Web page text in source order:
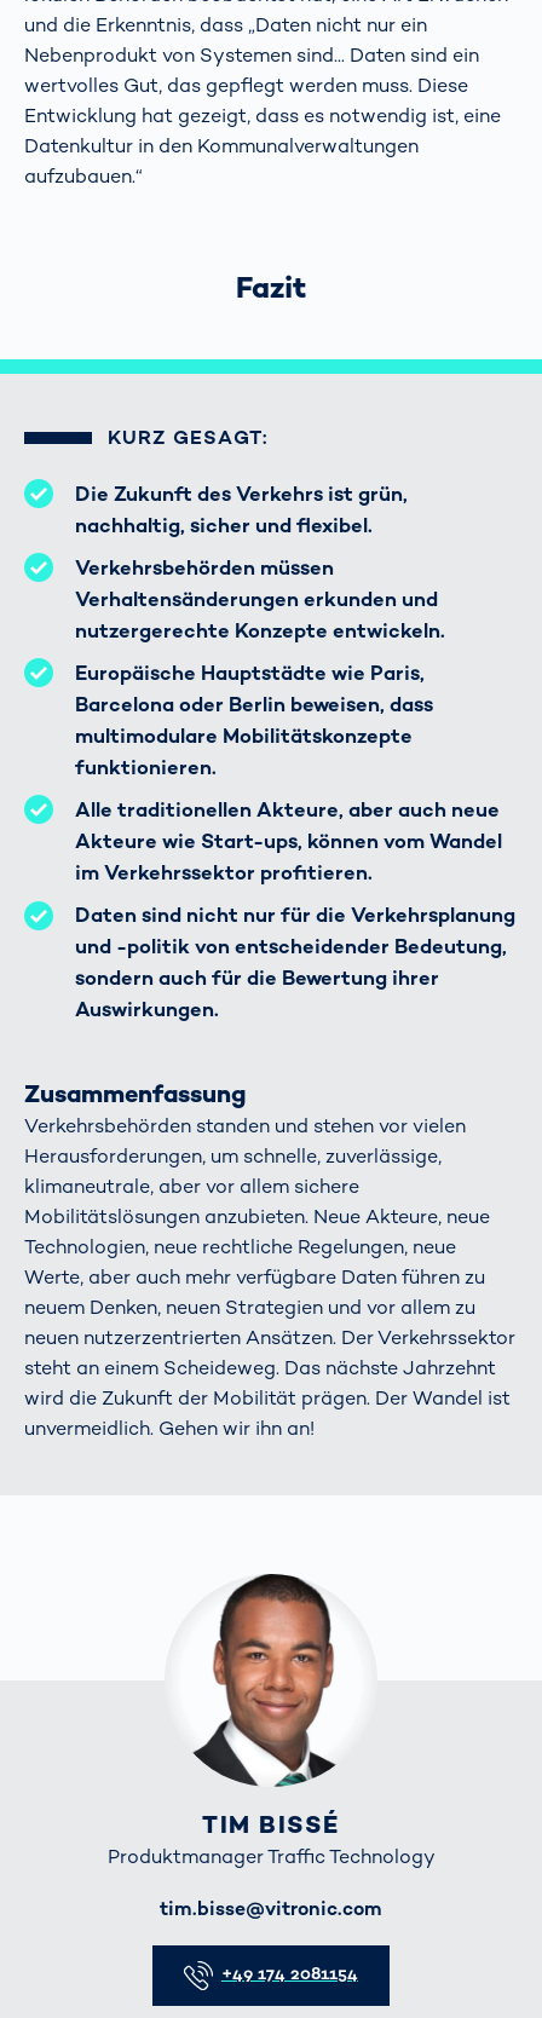
und die Erkenntnis, dass „Daten nicht nur ein
Nebenprodukt von Systemen sind... Daten sind ein
wertvolles Gut, das gepflegt werden muss. Diese
Entwicklung hat gezeigt, dass es notwendig ist, eine
Datenkultur in den Kommunalverwaltungen
aufzubauen.“
Fazit
KURZ GESAGT:
Die Zukunft des Verkehrs ist grün,
nachhaltig, sicher und flexibel.
Verkehrsbehörden müssen
Verhaltensänderungen erkunden und
nutzergerechte Konzepte entwickeln.
Europäische Hauptstädte wie Paris,
Barcelona oder Berlin beweisen, dass
multimodulare Mobilitätskonzepte
funktionieren.
Alle traditionellen Akteure, aber auch neue
Akteure wie Start-ups, können vom Wandel
im Verkehrssektor profitieren.
Daten sind nicht nur für die Verkehrsplanung
und -politik von entscheidender Bedeutung,
sondern auch für die Bewertung ihrer
Auswirkungen.
Zusammenfassung
Verkehrsbehörden standen und stehen vor vielen
Herausforderungen, um schnelle, zuverlässige,
klimaneutrale, aber vor allem sichere
Mobilitätslösungen anzubieten. Neue Akteure, neue
Technologien, neue rechtliche Regelungen, neue
Werte, aber auch mehr verfügbare Daten führen zu
neuem Denken, neuen Strategien und vor allem zu
neuen nutzerzentrierten Ansätzen. Der Verkehrssektor
steht an einem Scheideweg. Das nächste Jahrzehnt
wird die Zukunft der Mobilität prägen. Der Wandel ist
unvermeidlich. Gehen wir ihn an!
TIM BISSÉ
Produktmanager Traffic Technology
tim.bisse@vitronic.com
+49 174 2081154